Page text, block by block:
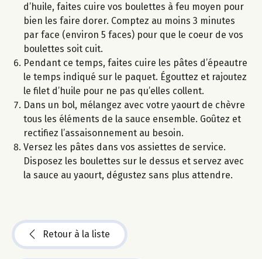
d’huile, faites cuire vos boulettes à feu moyen pour
bien les faire dorer. Comptez au moins 3 minutes
par face (environ 5 faces) pour que le coeur de vos
boulettes soit cuit.
Pendant ce temps, faites cuire les pâtes d’épeautre
le temps indiqué sur le paquet. Égouttez et rajoutez
le filet d’huile pour ne pas qu’elles collent.
Dans un bol, mélangez avec votre yaourt de chèvre
tous les éléments de la sauce ensemble. Goûtez et
rectifiez l’assaisonnement au besoin.
Versez les pâtes dans vos assiettes de service.
Disposez les boulettes sur le dessus et servez avec
la sauce au yaourt, dégustez sans plus attendre.
Retour à la liste